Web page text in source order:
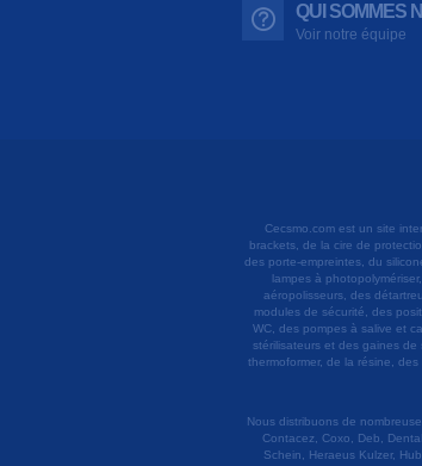
QUI SOMMES
Voir notre équipe
Cecsmo.com est un site
brackets, de la cire de
des porte-empreintes, du
lampes à
aéropolisseurs, des
modules de sécurité, des
WC, des pompes à salive et
stérilisateurs et des gaines
thermoformer, de la résine,
Nous distribuons de
Contacez, Coxo, Deb,
Schein, Heraeus Kulzer,